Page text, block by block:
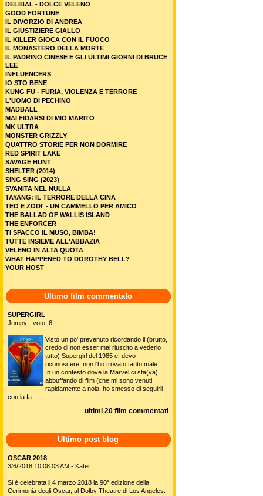
DELIBAL - DOLCE VELENO
GOOD FORTUNE
IL DIVORZIO DI ANDREA
IL GIUSTIZIERE GIALLO
IL KILLER GIOCA CON IL FUOCO
IL MONASTERO DELLA MORTE
IL PADRINO CINESE E GLI ULTIMI GIORNI DI BRUCE
LEE
INFLUENCERS
IO STO BENE
KUNG FU - FURIA, VIOLENZA E TERRORE
L'UOMO DI PECHINO
MADBALL
MAI FIDARSI DI MIO MARITO
MK ULTRA
MONSTER GRIZZLY
QUATTRO STORIE PER NON DORMIRE
RED SPIRIT LAKE
SAVAGE HUNT
SHELTER (2014)
SING SING (2023)
SVANITA NEL NULLA
TAYANG: IL TERRORE DELLA CINA
TEO E ZODI' - UN CAMMELLO PER AMICO
THE BALLAD OF WALLIS ISLAND
THE ENFORCER
TI SPACCO IL MUSO, BIMBA!
TUTTE INSIEME ALL'ABBAZIA
VELENO IN ALTA QUOTA
WHAT HAPPENED TO DOROTHY BELL?
YOUR HOST
Ultimo film commentato
SUPERGIRL
Jumpy - voto: 6
Visto un po' prevenuto ricordando il (brutto,
credo di non esser mai riuscito a vederlo
tutto) Supergirl del 1985 e, devo
riconoscere, non l'ho trovato tanto male.
In un contesto dove la Marvel ci sta(va)
abbuffando di film (che mi sono venuti
rapidamente a noia, ho smesso di seguirli
con la fa...
ultimi 20 film commentati
Ultimo post blog
OSCAR 2018
3/6/2018 10:08:03 AM - Kater
Si è celebrata il 4 marzo 2018 la 90° edizione della
Cerimonia degli Oscar, al Dolby Theatre di Los Angeles.